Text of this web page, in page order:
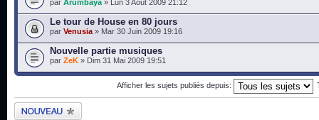
par Arumbaya » Lun 3 Août 2009 21:12
Le tour de House en 80 jours
par Venusia » Mar 30 Juin 2009 19:16
Nouvelle partie musiques
par ZeK » Dim 31 Mai 2009 19:51
Afficher les sujets publiés depuis:
Publier un nouveau
sujet